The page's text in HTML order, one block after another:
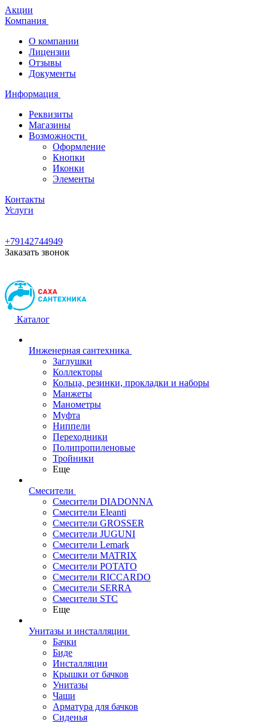
Акции
Компания
О компании
Лицензии
Отзывы
Документы
Информация
Реквизиты
Магазины
Возможности
Оформление
Кнопки
Иконки
Элементы
Контакты
Услуги
+79142744949
Заказать звонок
Каталог
Инженерная сантехника
Заглушки
Коллекторы
Кольца, резинки, прокладки и наборы
Манжеты
Манометры
Муфта
Ниппели
Переходники
Полипропиленовые
Тройники
Еще
Смесители
Смесители DIADONNA
Смесители Eleanti
Смесители GROSSER
Смесители JUGUNI
Смесители Lemark
Смесители MATRIX
Смесители POTATO
Смесители RICCARDO
Смесители SERRA
Смесители STC
Еще
Унитазы и инсталляции
Бачки
Биде
Инсталляции
Крышки от бачков
Унитазы
Чаши
Арматура для бачков
Сиденья